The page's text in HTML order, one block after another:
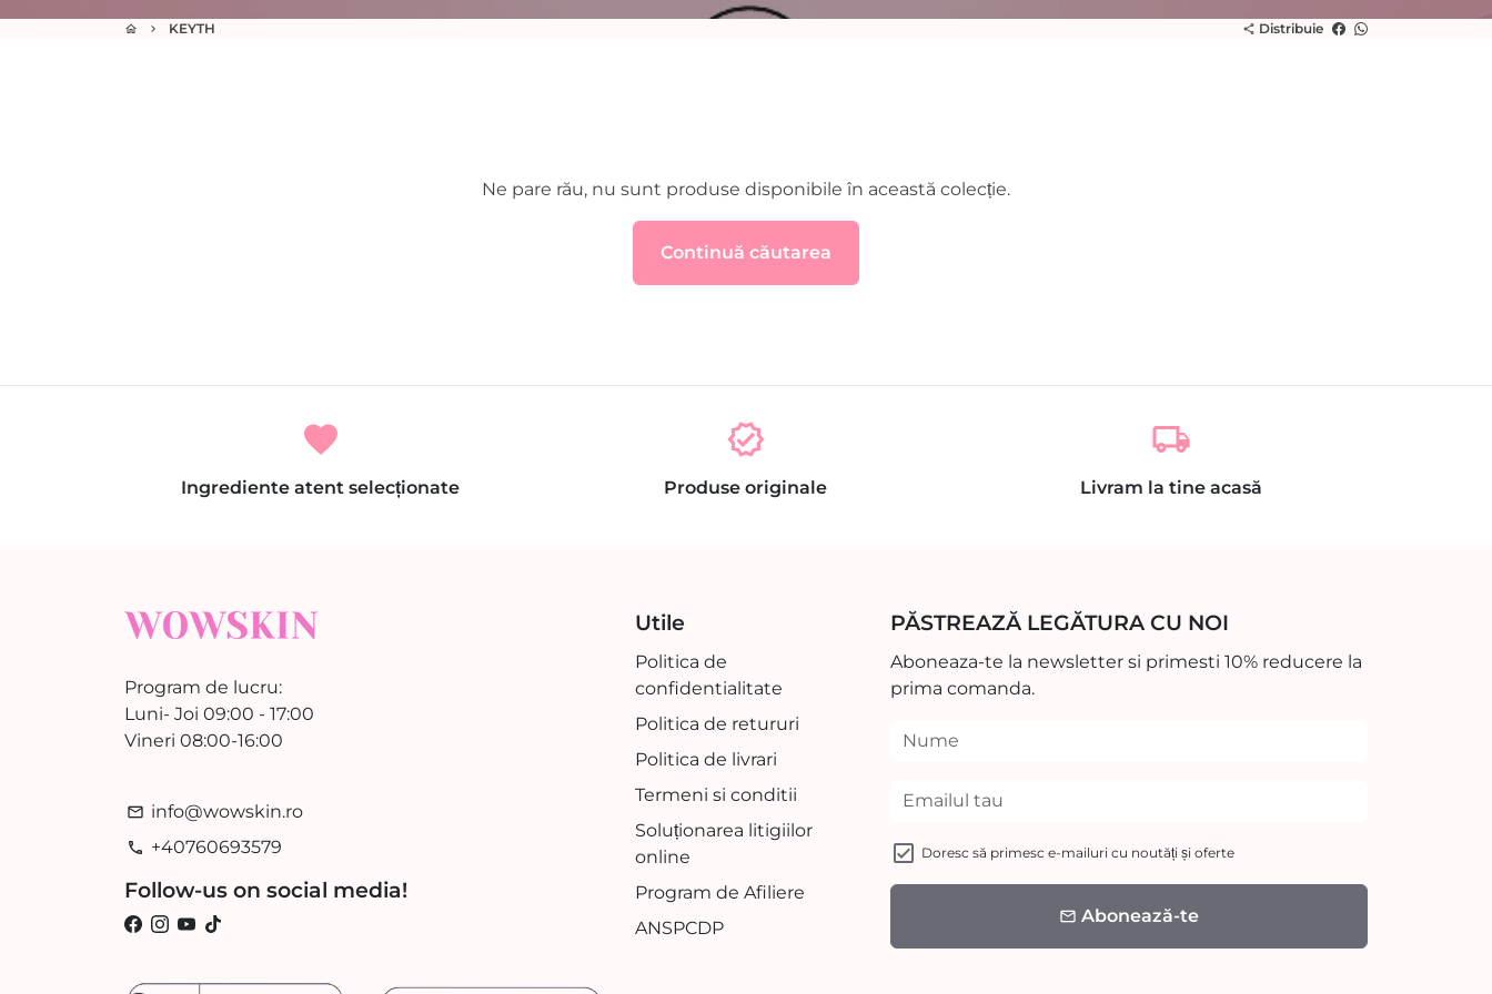
home keyboard_arrow_right KEYTH share Distribuie
Ne pare rău, nu sunt produse disponibile în această colecție.
Continuă căutarea
favorite
Ingrediente atent selecționate
verified
Produse originale
local_shipping
Livram la tine acasă
Program de lucru:
Luni- Joi 09:00 - 17:00
Vineri 08:00-16:00
email info@wowskin.ro
phone +40760693579
Follow-us on social media!
Utile
Politica de
confidentialitate
Politica de retururi
Politica de livrari
Termeni si conditii
Soluționarea litigiilor
online
Program de Afiliere
ANSPCDP
PĂSTREAZĂ LEGĂTURA CU NOI
Aboneaza-te la newsletter si primesti 10% reducere la
prima comanda.
Doresc să primesc e-mailuri cu noutăți și oferte
email Abonează-te